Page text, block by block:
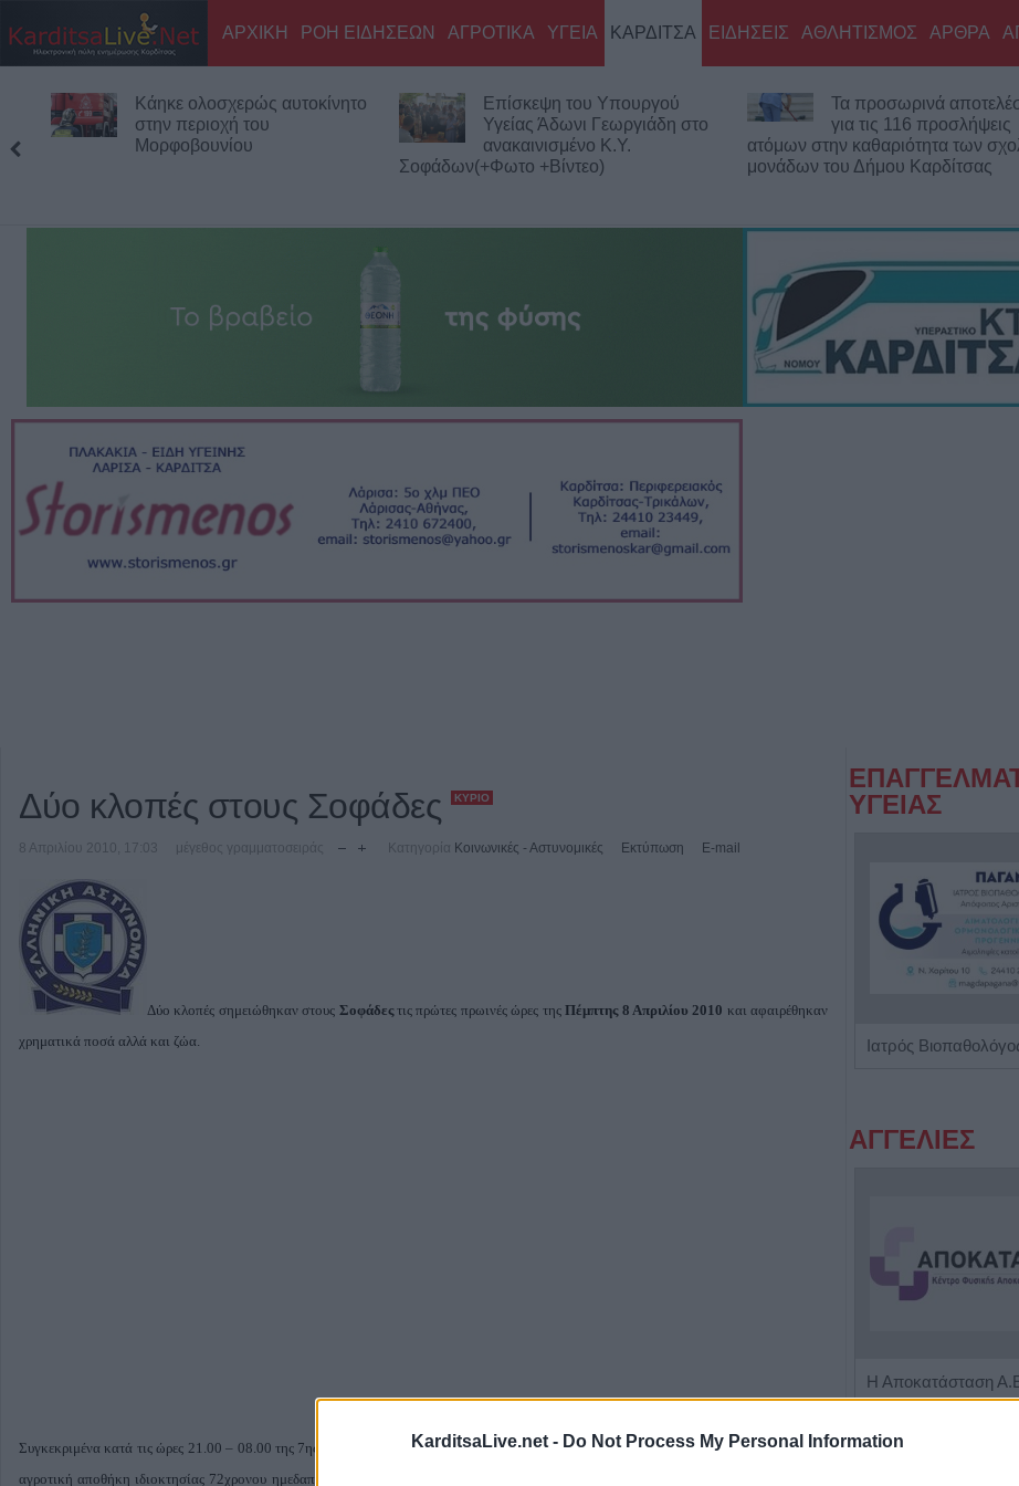
KarditsaLive.net - Do Not Process My Personal Information
ΑΡΧΙΚΗ ΡΟΗ ΕΙΔΗΣΕΩΝ ΑΓΡΟΤΙΚΑ ΥΓΕΙΑ ΚΑΡΔΙΤΣΑ ΕΙΔΗΣΕΙΣ ΑΘΛΗΤΙΣΜΟΣ ΑΡΘΡΑ
Κάηκε ολοσχερώς αυτοκίνητο
στην περιοχή του
Μορφοβουνίου
Επίσκεψη του Υπουργού
Υγείας Άδωνι Γεωργιάδη στο
ανακαινισμένο Κ.Y.
Σοφάδων(+Φωτο +Βίντεο)
Τα προσωρινά
για τις 116 προσλήψεις
ατόμων στην καθαριότητα των
μονάδων του Δήμου Καρδίτσας
Δύο κλοπές στους Σοφάδες ΚΎΡΙΟ
8 Απριλίου 2010, 17:03 μέγεθος γραμματοσειράς Κατηγορία Κοινωνικές - Αστυνομικές Εκτύπωση E-mail
Δύο κλοπές σημειώθηκαν στους Σοφάδεςτις πρώτες πρωινές ώρες τηςΠέμπτης 8 Απριλίου 2010 και αφαιρέθηκαν
χρηματικά ποσά αλλά και ζώα.
Συγκεκριμένα κατά τις ώρες 21.00 – 08.00 της 7ης προς 8ης Απριλίου 2010, στους Σοφάδες Καρδίτσας, άγνωστοι εισήλθαν παράνομα σε
αγροτική αποθήκη ιδιοκτησίας 72χρονου ημεδαπού, κατοίκου Σοφάδων και αφήρεσαν πέντε αρνιά, συνολικής εμπορικής αξίας χιλίων
ΥΓΕΙΑΣ
ΑΓΓΕΛΙΕΣ